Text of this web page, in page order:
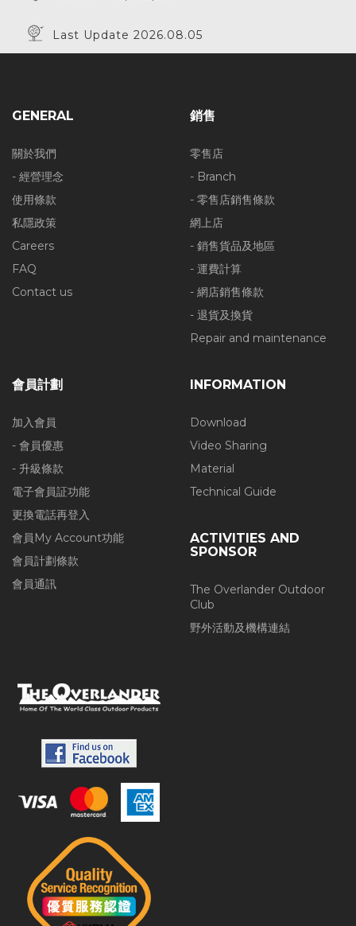
Last Update 2026.08.05
GENERAL
關於我們
- 經營理念
使用條款
私隱政策
Careers
FAQ
Contact us
銷售
零售店
- Branch
- 零售店銷售條款
網上店
- 銷售貨品及地區
- 運費計算
- 網店銷售條款
- 退貨及換貨
Repair and maintenance
會員計劃
加入會員
- 會員優惠
- 升級條款
電子會員証功能
更換電話再登入
會員My Account功能
會員計劃條款
會員通訊
INFORMATION
Download
Video Sharing
Material
Technical Guide
ACTIVITIES AND
SPONSOR
The Overlander Outdoor
Club
野外活動及機構連結